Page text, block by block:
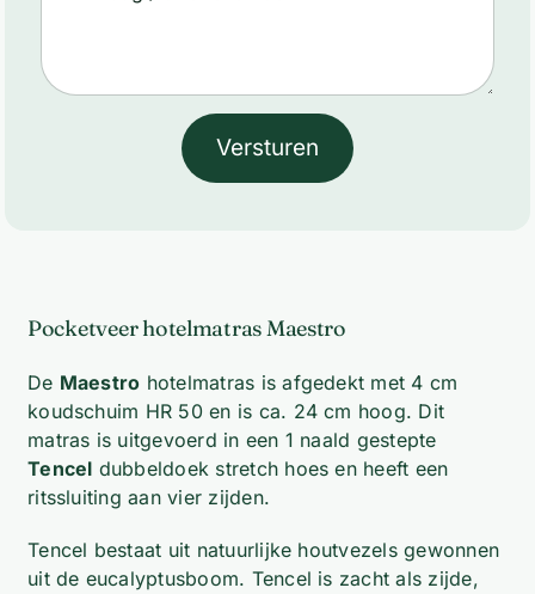
Versturen
Pocketveer hotelmatras Maestro
De Maestro hotelmatras is afgedekt met 4 cm
koudschuim HR 50 en is ca. 24 cm hoog. Dit
matras is uitgevoerd in een 1 naald gestepte
Tencel dubbeldoek stretch hoes en heeft een
ritssluiting aan vier zijden.
Tencel bestaat uit natuurlijke houtvezels gewonnen
uit de eucalyptusboom. Tencel is zacht als zijde,